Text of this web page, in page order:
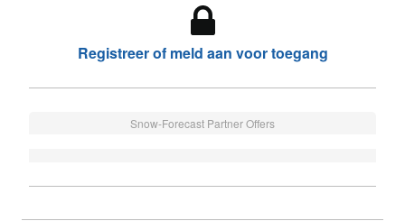
Registreer of meld aan voor toegang
Snow-Forecast Partner Offers